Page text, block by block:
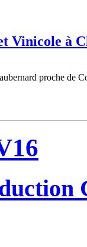
Vinicole à
proche de